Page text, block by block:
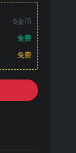
6金币
免费
免费